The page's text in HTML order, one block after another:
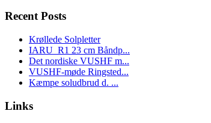
Recent Posts
Krøllede Solpletter
IARU_R1 23 cm Båndp...
Det nordiske VUSHF m...
VUSHF-møde Ringsted...
Kæmpe soludbrud d. ...
Links